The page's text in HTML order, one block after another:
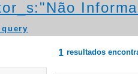
1 resultados